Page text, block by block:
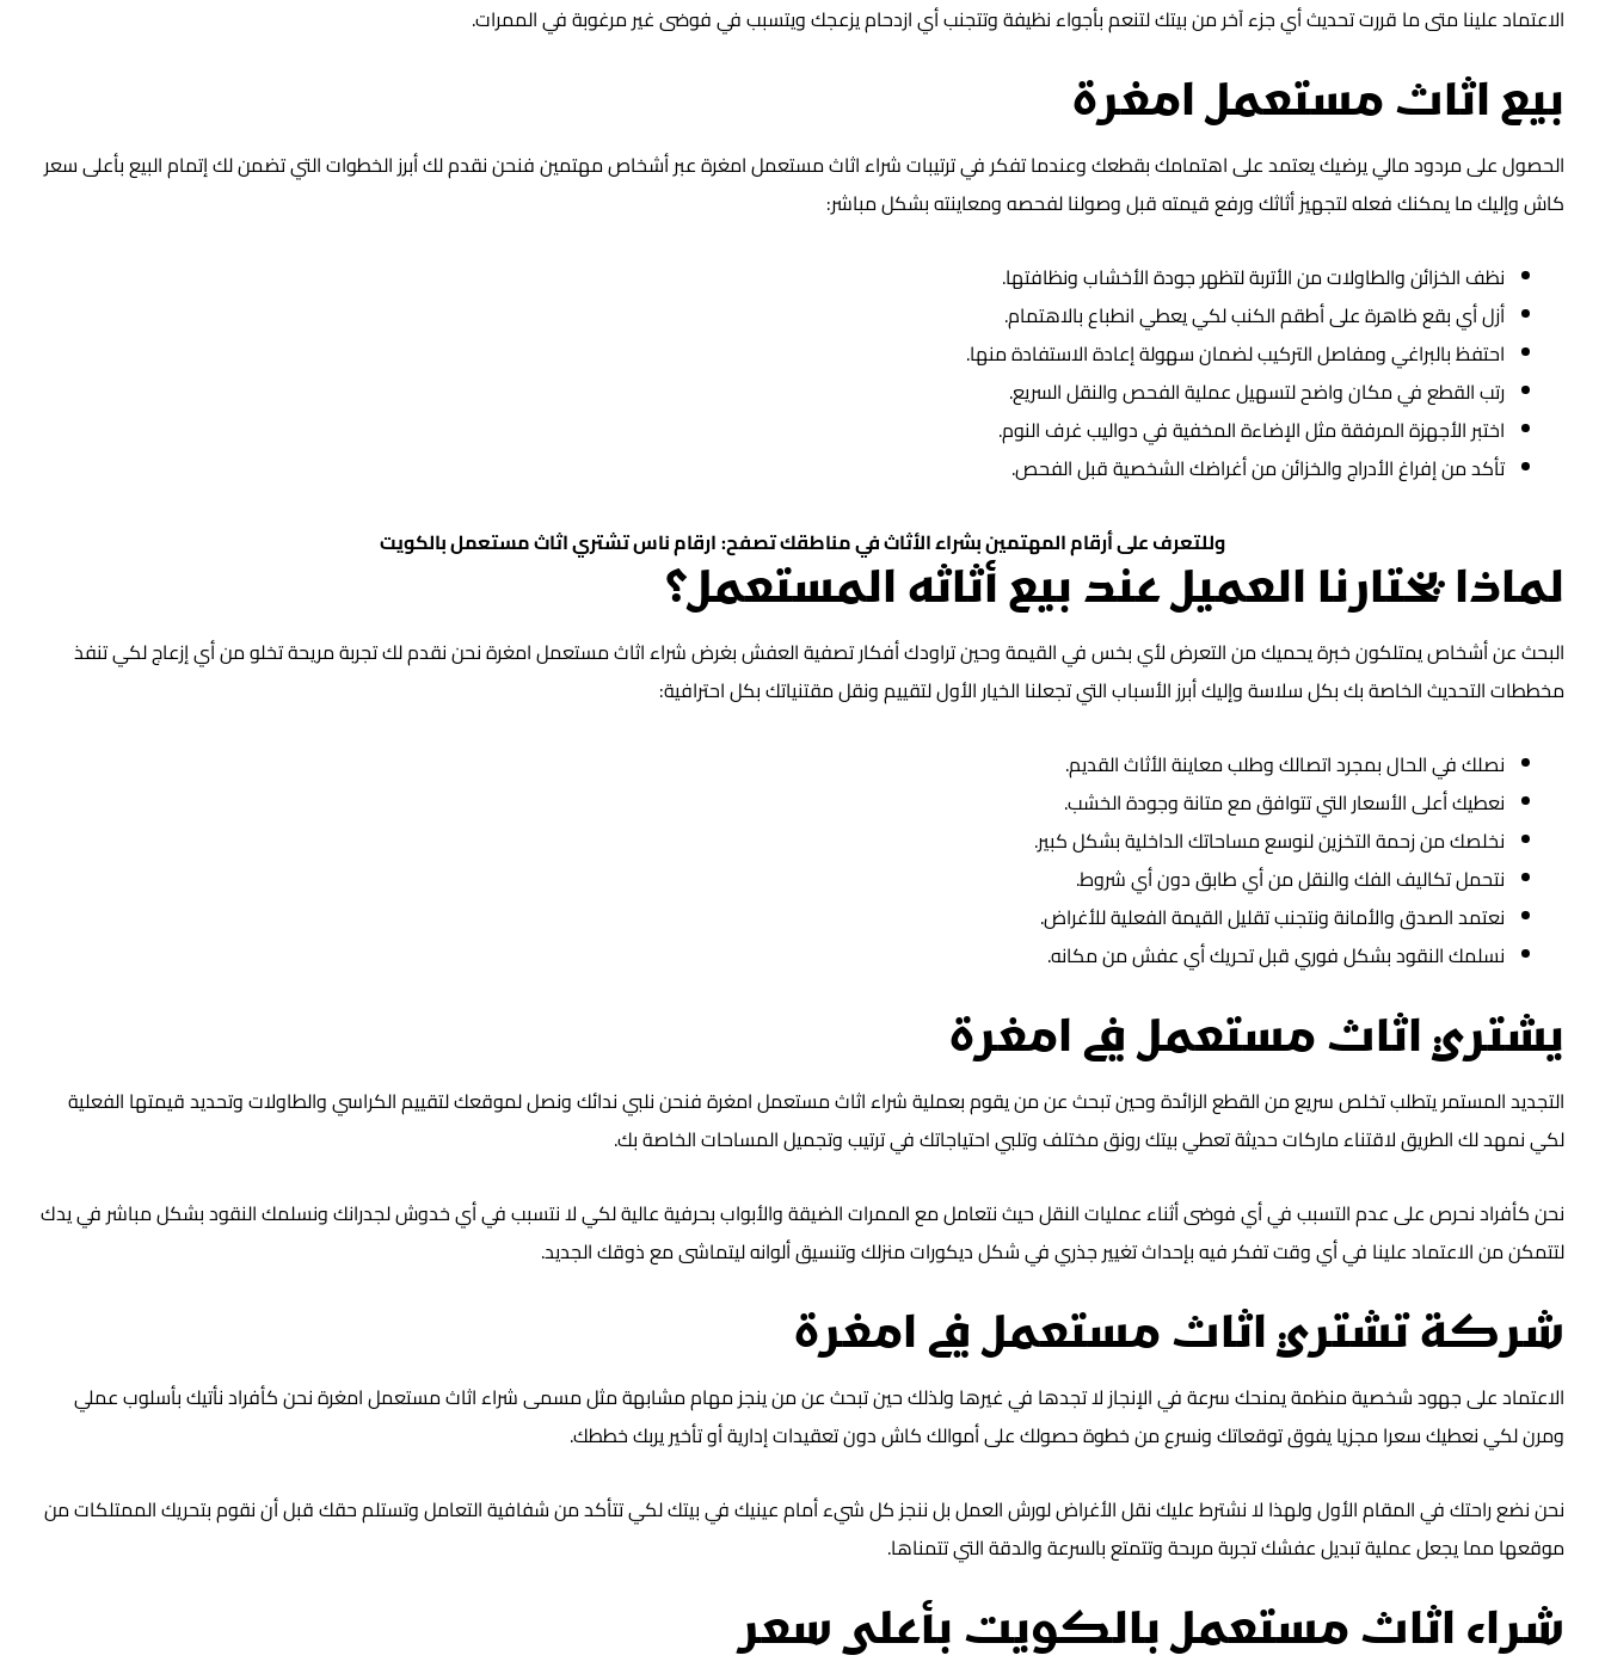
الاعتماد علينا متى ما قررت تحديث أي جزء آخر من بيتك لتنعم بأجواء نظيفة وتتجنب أي ازدحام يزعجك ويتسبب في فوضى غير مرغوبة في الممرات.
بيع اثاث مستعمل امغرة
الحصول على مردود مالي يرضيك يعتمد على اهتمامك بقطعك وعندما تفكر في ترتيبات شراء اثاث مستعمل امغرة عبر أشخاص مهتمين فنحن نقدم لك أبرز الخطوات التي تضمن لك إتمام البيع بأعلى سعر
كاش وإليك ما يمكنك فعله لتجهيز أثاثك ورفع قيمته قبل وصولنا لفحصه ومعاينته بشكل مباشر:
نظف الخزائن والطاولات من الأتربة لتظهر جودة الأخشاب ونظافتها.
أزل أي بقع ظاهرة على أطقم الكنب لكي يعطي انطباع بالاهتمام.
احتفظ بالبراغي ومفاصل التركيب لضمان سهولة إعادة الاستفادة منها.
رتب القطع في مكان واضح لتسهيل عملية الفحص والنقل السريع.
اختبر الأجهزة المرفقة مثل الإضاءة المخفية في دواليب غرف النوم.
تأكد من إفراغ الأدراج والخزائن من أغراضك الشخصية قبل الفحص.
وللتعرف على أرقام المهتمين بشراء الأثاث في مناطقك تصفح:ارقام ناس تشتري اثاث مستعمل بالكويت
لماذا يختارنا العميل عند بيع أثاثه المستعمل؟
البحث عن أشخاص يمتلكون خبرة يحميك من التعرض لأي بخس في القيمة وحين تراودك أفكار تصفية العفش بغرض شراء اثاث مستعمل امغرة نحن نقدم لك تجربة مريحة تخلو من أي إزعاج لكي تنفذ
مخططات التحديث الخاصة بك بكل سلاسة وإليك أبرز الأسباب التي تجعلنا الخيار الأول لتقييم ونقل مقتنياتك بكل احترافية:
نصلك في الحال بمجرد اتصالك وطلب معاينة الأثاث القديم.
نعطيك أعلى الأسعار التي تتوافق مع متانة وجودة الخشب.
نخلصك من زحمة التخزين لنوسع مساحاتك الداخلية بشكل كبير.
نتحمل تكاليف الفك والنقل من أي طابق دون أي شروط.
نعتمد الصدق والأمانة ونتجنب تقليل القيمة الفعلية للأغراض.
نسلمك النقود بشكل فوري قبل تحريك أي عفش من مكانه.
يشتري اثاث مستعمل في امغرة
التجديد المستمر يتطلب تخلص سريع من القطع الزائدة وحين تبحث عن من يقوم بعملية شراء اثاث مستعمل امغرة فنحن نلبي ندائك ونصل لموقعك لتقييم الكراسي والطاولات وتحديد قيمتها الفعلية
لكي نمهد لك الطريق لاقتناء ماركات حديثة تعطي بيتك رونق مختلف وتلبي احتياجاتك في ترتيب وتجميل المساحات الخاصة بك.
نحن كأفراد نحرص على عدم التسبب في أي فوضى أثناء عمليات النقل حيث نتعامل مع الممرات الضيقة والأبواب بحرفية عالية لكي لا نتسبب في أي خدوش لجدرانك ونسلمك النقود بشكل مباشر في يدك
لتتمكن من الاعتماد علينا في أي وقت تفكر فيه بإحداث تغيير جذري في شكل ديكورات منزلك وتنسيق ألوانه ليتماشى مع ذوقك الجديد.
شركة تشتري اثاث مستعمل في امغرة
الاعتماد على جهود شخصية منظمة يمنحك سرعة في الإنجاز لا تجدها في غيرها ولذلك حين تبحث عن من ينجز مهام مشابهة مثل مسمى شراء اثاث مستعمل امغرة نحن كأفراد نأتيك بأسلوب عملي
ومرن لكي نعطيك سعرا مجزيا يفوق توقعاتك ونسرع من خطوة حصولك على أموالك كاش دون تعقيدات إدارية أو تأخير يربك خططك.
نحن نضع راحتك في المقام الأول ولهذا لا نشترط عليك نقل الأغراض لورش العمل بل ننجز كل شيء أمام عينيك في بيتك لكي تتأكد من شفافية التعامل وتستلم حقك قبل أن نقوم بتحريك الممتلكات من
موقعها مما يجعل عملية تبديل عفشك تجربة مربحة وتتمتع بالسرعة والدقة التي تتمناها.
شراء اثاث مستعمل بالكويت بأعلى سعر